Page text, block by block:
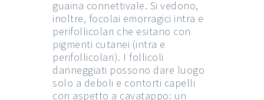
guaina connettivale. Si vedono,
inoltre, focolai emorragici intra e
perifollicolari che esitano con
pigmenti cutanei (intra e
perifollicolari). I follicoli
danneggiati possono dare luogo
solo a deboli e contorti capelli
con aspetto a cavatappo: un